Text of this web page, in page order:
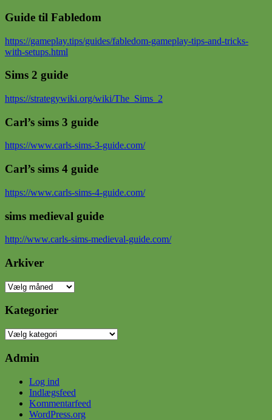
Guide til Fabledom
https://gameplay.tips/guides/fabledom-gameplay-tips-and-tricks-
with-setups.html
Sims 2 guide
https://strategywiki.org/wiki/The_Sims_2
Carl’s sims 3 guide
https://www.carls-sims-3-guide.com/
Carl’s sims 4 guide
https://www.carls-sims-4-guide.com/
sims medieval guide
http://www.carls-sims-medieval-guide.com/
Arkiver
Arkiver
Kategorier
Kategorier
Admin
Log ind
Indlægsfeed
Kommentarfeed
WordPress.org